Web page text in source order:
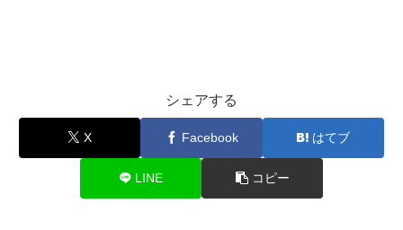
シェアする
X Facebook はてブ
LINE コピー